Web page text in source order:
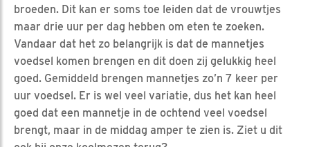
broeden. Dit kan er soms toe leiden dat de vrouwtjes
maar drie uur per dag hebben om eten te zoeken.
Vandaar dat het zo belangrijk is dat de mannetjes
voedsel komen brengen en dit doen zij gelukkig heel
goed. Gemiddeld brengen mannetjes zo’n 7 keer per
uur voedsel. Er is wel veel variatie, dus het kan heel
goed dat een mannetje in de ochtend veel voedsel
brengt, maar in de middag amper te zien is. Ziet u dit